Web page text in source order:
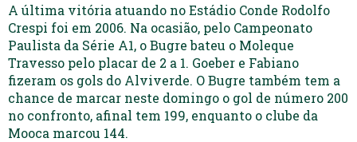
A última vitória atuando no Estádio Conde Rodolfo
Crespi foi em 2006. Na ocasião, pelo Campeonato
Paulista da Série A1, o Bugre bateu o Moleque
Travesso pelo placar de 2 a 1. Goeber e Fabiano
fizeram os gols do Alviverde. O Bugre também tem a
chance de marcar neste domingo o gol de número 200
no confronto, afinal tem 199, enquanto o clube da
Mooca marcou 144.